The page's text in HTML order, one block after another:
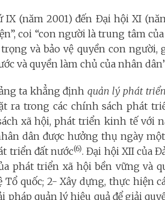
(năm 2001) đến Đại hội XI
coi “con người là trung tâm
và bảo vệ quyền con người,
và quyền làm chủ của nhân
ta khẳng định quản lý phát
ra trong các chính sách phát
xã hội, phát triển kinh tế với
dân được hưởng thụ ngày
triển đất nước(6).Đại hội XII của
phát triển xã hội bền vững và
Tổ quốc; 2- Xây dựng, thực hiện
pháp quản lý hiệu quả để giải